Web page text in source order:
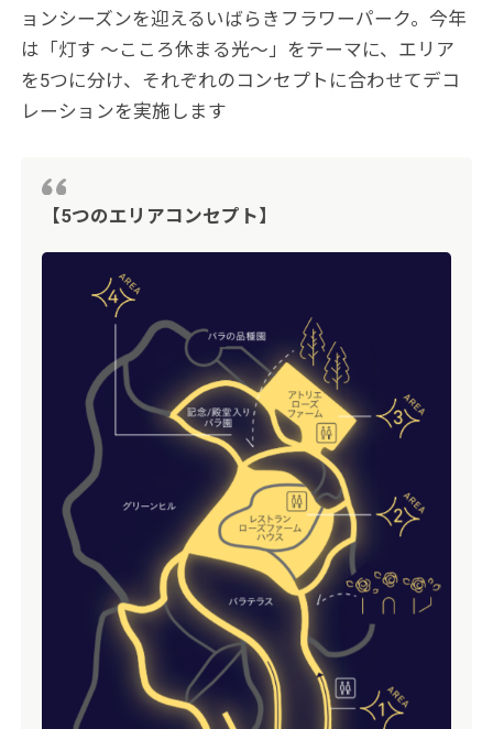
ョンシーズンを迎えるいばらきフラワーパーク。今年
は「灯す 〜こころ休まる光〜」をテーマに、エリア
を5つに分け、それぞれのコンセプトに合わせてデコ
レーションを実施します
【5つのエリアコンセプト】